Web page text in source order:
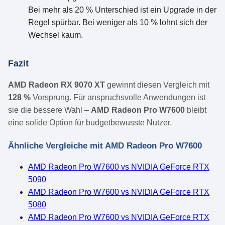
Bei mehr als 20 % Unterschied ist ein Upgrade in der
Regel spürbar. Bei weniger als 10 % lohnt sich der
Wechsel kaum.
Fazit
AMD Radeon RX 9070 XT gewinnt diesen Vergleich mit
128 % Vorsprung. Für anspruchsvolle Anwendungen ist
sie die bessere Wahl – AMD Radeon Pro W7600 bleibt
eine solide Option für budgetbewusste Nutzer.
Ähnliche Vergleiche mit AMD Radeon Pro W7600
AMD Radeon Pro W7600 vs NVIDIA GeForce RTX
5090
AMD Radeon Pro W7600 vs NVIDIA GeForce RTX
5080
AMD Radeon Pro W7600 vs NVIDIA GeForce RTX